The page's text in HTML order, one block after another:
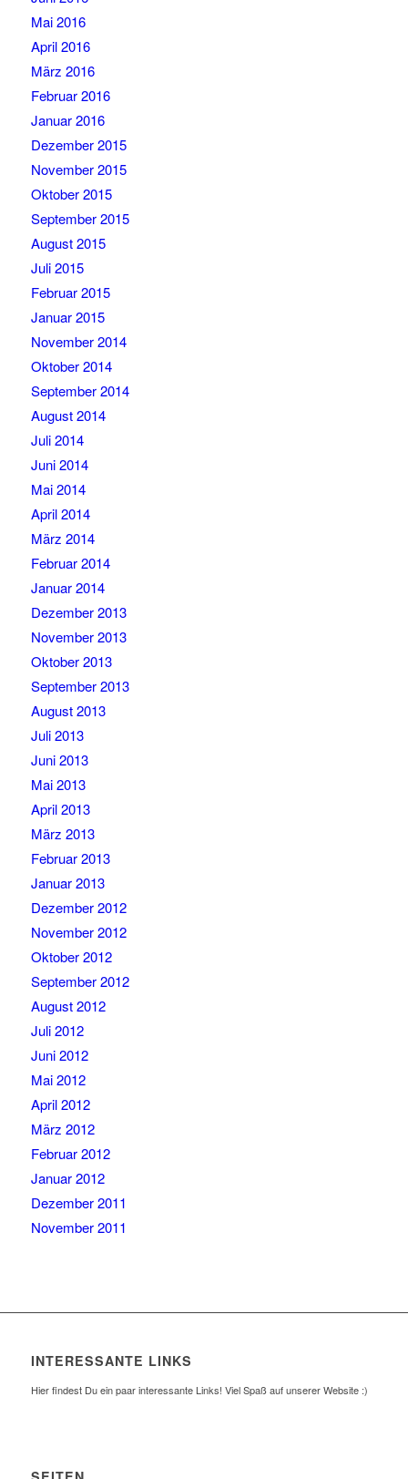
Mai 2016
April 2016
März 2016
Februar 2016
Januar 2016
Dezember 2015
November 2015
Oktober 2015
September 2015
August 2015
Juli 2015
Februar 2015
Januar 2015
November 2014
Oktober 2014
September 2014
August 2014
Juli 2014
Juni 2014
Mai 2014
April 2014
März 2014
Februar 2014
Januar 2014
Dezember 2013
November 2013
Oktober 2013
September 2013
August 2013
Juli 2013
Juni 2013
Mai 2013
April 2013
März 2013
Februar 2013
Januar 2013
Dezember 2012
November 2012
Oktober 2012
September 2012
August 2012
Juli 2012
Juni 2012
Mai 2012
April 2012
März 2012
Februar 2012
Januar 2012
Dezember 2011
November 2011
INTERESSANTE LINKS
Hier findest Du ein paar interessante Links! Viel Spaß auf unserer Website :)